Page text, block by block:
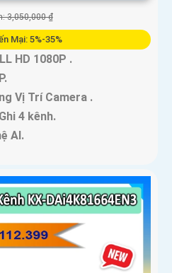
3,050,000 ₫
Mại: 5%-35%
HD 1080P .
Vị Trí Camera .
4 kênh.
AI.